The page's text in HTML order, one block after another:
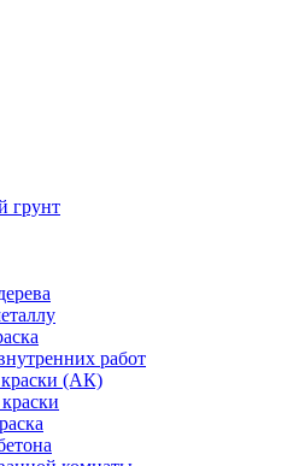
грунт
работ
(АК)